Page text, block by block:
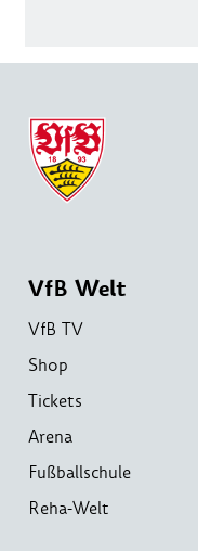
VfB Welt
VfB TV
Shop
Tickets
Arena
Fußballschule
Reha-Welt